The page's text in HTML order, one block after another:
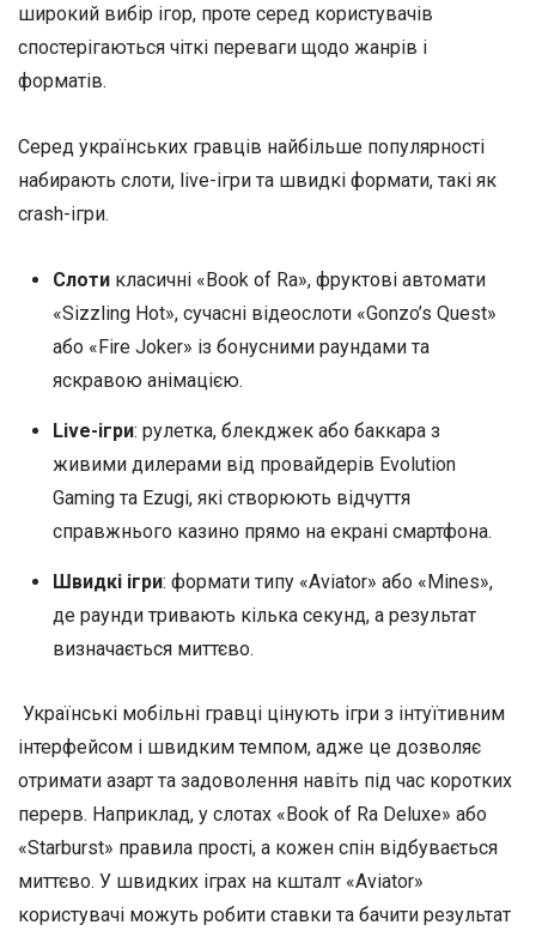
широкий вибір ігор, проте серед користувачів
спостерігаються чіткі переваги щодо жанрів і
форматів.
Серед українських гравців найбільше популярності
набирають слоти, live-ігри та швидкі формати, такі як
crash-ігри.
Слотикласичні «Book of Ra», фруктові автомати
«Sizzling Hot», сучасні відеослоти «Gonzo’s Quest»
або «Fire Joker» із бонусними раундами та
яскравою анімацією.
Live-ігри: рулетка, блекджек або баккара з
живими дилерами від провайдерів Evolution
Gaming та Ezugi, які створюють відчуття
справжнього казино прямо на екрані смартфона.
Швидкі ігри: формати типу «Aviator» або «Mines»,
де раунди тривають кілька секунд, а результат
визначається миттєво.
Українські мобільні гравці цінують ігри з інтуїтивним
інтерфейсом і швидким темпом, адже це дозволяє
отримати азарт та задоволення навіть під час коротких
перерв. Наприклад, у слотах «Book of Ra Deluxe» або
«Starburst» правила прості, а кожен спін відбувається
миттєво. У швидких іграх на кшталт «Aviator»
користувачі можуть робити ставки та бачити результат